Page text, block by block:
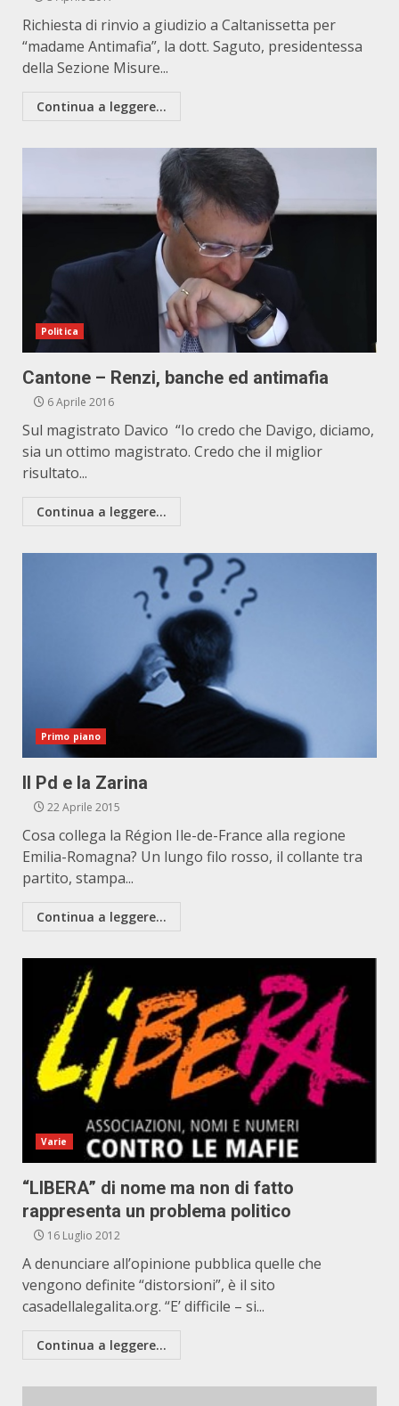
Richiesta di rinvio a giudizio a Caltanissetta per
“madame Antimafia”, la dott. Saguto, presidentessa
della Sezione Misure...
Continua a leggere...
Politica
Cantone – Renzi, banche ed antimafia
6 Aprile 2016
Sul magistrato Davico “Io credo che Davigo, diciamo,
sia un ottimo magistrato. Credo che il miglior
risultato...
Continua a leggere...
Primo piano
Il Pd e la Zarina
22 Aprile 2015
Cosa collega la Région Ile-de-France alla regione
Emilia-Romagna? Un lungo filo rosso, il collante tra
partito, stampa...
Continua a leggere...
Varie
“LIBERA” di nome ma non di fatto
rappresenta un problema politico
16 Luglio 2012
A denunciare all’opinione pubblica quelle che
vengono definite “distorsioni”, è il sito
casadellalegalita.org. “E’ difficile – si...
Continua a leggere...